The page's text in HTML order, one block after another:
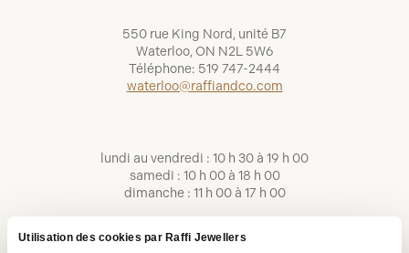
Utilisation des cookies par Raffi Jewellers
550 rue King Nord, unité B7
Waterloo, ON N2L 5W6
Téléphone: 519 747-2444
waterloo@raffiandco.com
lundi au vendredi : 10 h 30 à 19 h 00
samedi : 10 h 00 à 18 h 00
dimanche : 11 h 00 à 17 h 00